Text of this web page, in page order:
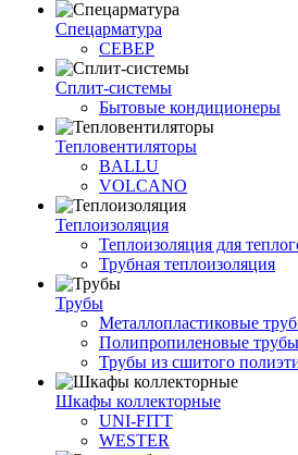
Спецарматура
СЕВЕР
Сплит-системы
Бытовые кондиционеры
Тепловентиляторы
BALLU
VOLCANO
Теплоизоляция
Теплоизоляция для
Трубная теплоизоляция
Трубы
Металлопластиковые
Полипропиленовые трубы
Трубы из сшитого
Шкафы коллекторные
UNI-FITT
WESTER